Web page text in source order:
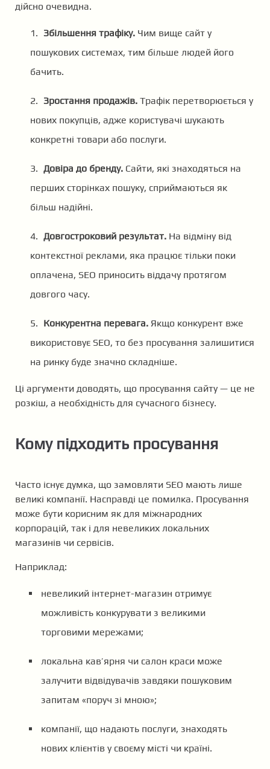
дійсно очевидна.
Збільшення трафіку. Чим вище сайт у
пошукових системах, тим більше людей його
бачить.
Зростання продажів. Трафік перетворюється у
нових покупців, адже користувачі шукають
конкретні товари або послуги.
Довіра до бренду. Сайти, які знаходяться на
перших сторінках пошуку, сприймаються як
більш надійні.
Довгостроковий результат. На відміну від
контекстної реклами, яка працює тільки поки
оплачена, SEO приносить віддачу протягом
довгого часу.
Конкурентна перевага. Якщо конкурент вже
використовує SEO, то без просування залишитися
на ринку буде значно складніше.
Ці аргументи доводять, що просування сайту — це не
розкіш, а необхідність для сучасного бізнесу.
Кому підходить просування
Часто існує думка, що замовляти SEO мають лише
великі компанії. Насправді це помилка. Просування
може бути корисним як для міжнародних
корпорацій, так і для невеликих локальних
магазинів чи сервісів.
Наприклад:
невеликий інтернет-магазин отримує
можливість конкурувати з великими
торговими мережами;
локальна кав’ярня чи салон краси може
залучити відвідувачів завдяки пошуковим
запитам «поруч зі мною»;
компанії, що надають послуги, знаходять
нових клієнтів у своєму місті чи країні.